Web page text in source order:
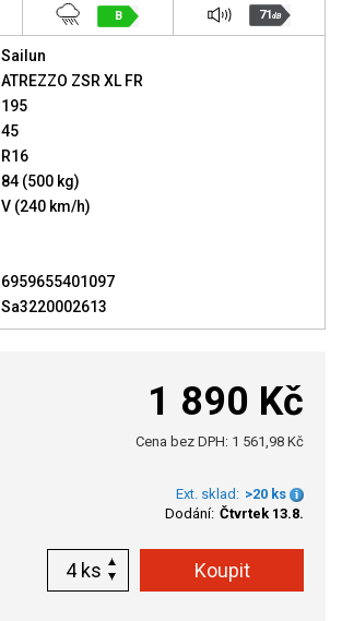
B 71dB
Sailun
ATREZZO ZSR XL FR
195
45
R16
84 (500 kg)
V (240 km/h)
6959655401097
Sa3220002613
1 890 Kč
Cena bez DPH: 1 561,98 Kč
Ext. sklad: >20 ks
Dodání: Čtvrtek 13.8.
ks